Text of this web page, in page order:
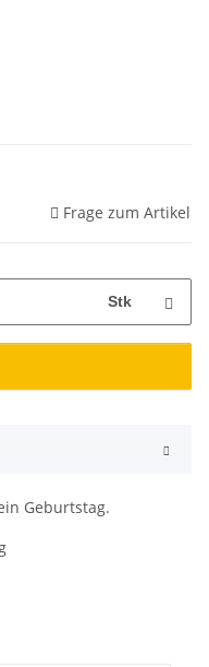
Frage zum Artikel
Stk
Geburtstag.